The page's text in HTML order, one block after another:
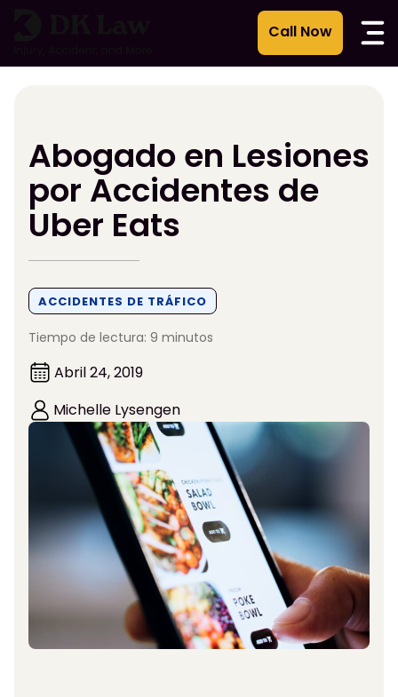
Abogado en Lesiones
por Accidentes de
Uber Eats
ACCIDENTES DE TRÁFICO
Tiempo de lectura: 9 minutos
Abril 24, 2019
Michelle Lysengen